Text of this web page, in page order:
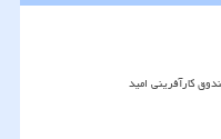
کارآفرینی امید